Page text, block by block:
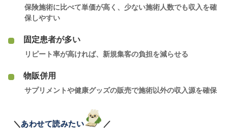
保険施術に比べて単価が高く、少ない施術人数でも収入を確
保しやすい
固定患者が多い
リピート率が高ければ、新規集客の負担を減らせる
物販併用
サプリメントや健康グッズの販売で施術以外の収入源を確保
＼あわせて読みたい ／